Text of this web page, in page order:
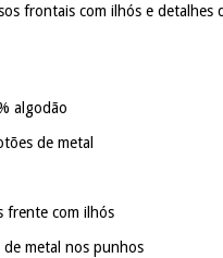
frontais com ilhós e
algodão
de metal
frente com ilhós
metal nos punhos